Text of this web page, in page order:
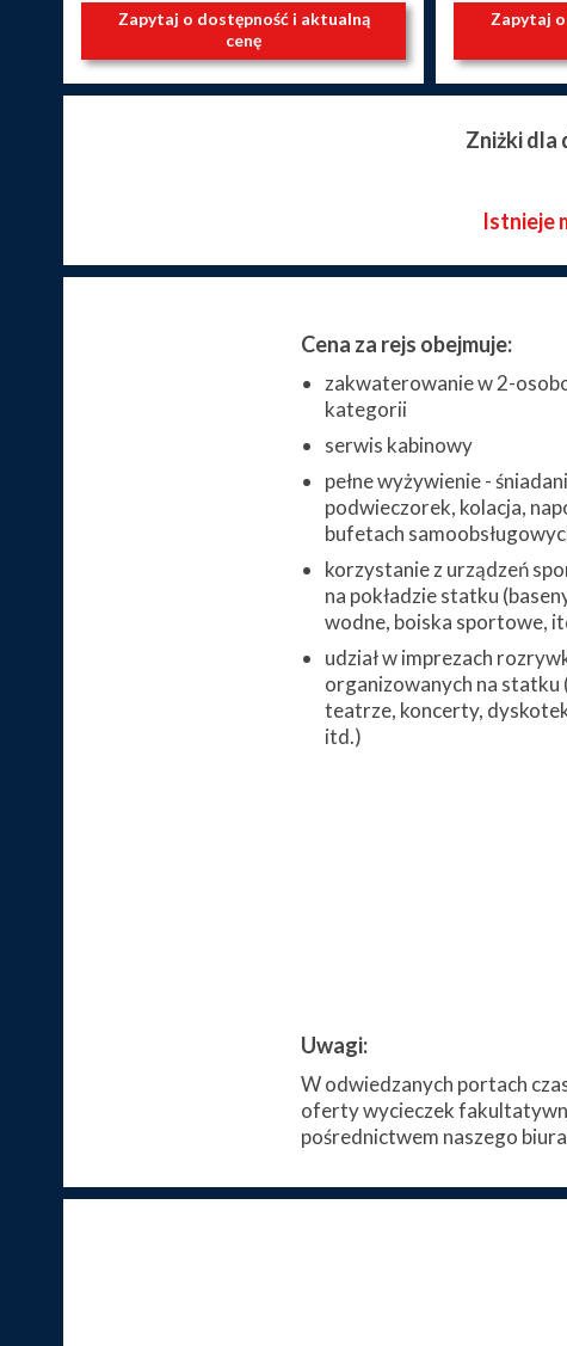
Zapytaj o dostępność i aktualną
cenę
Zapytaj
Zniżki dla
Istnieje
Cena za rejs obejmuje:
zakwaterowanie w 2-
kategorii
serwis kabinowy
pełne wyżywienie -
podwieczorek, kolacja,
bufetach
korzystanie z urządzeń
na pokładzie statku
wodne, boiska sportowe,
udział w imprezach
organizowanych na statku
teatrze, koncerty,
itd.)
Uwagi:
W odwiedzanych portach
oferty wycieczek
pośrednictwem naszego